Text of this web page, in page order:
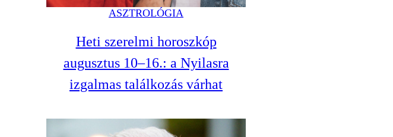
ASZTROLÓGIA
Heti szerelmi horoszkóp
augusztus 10–16.: a Nyilasra
izgalmas találkozás várhat